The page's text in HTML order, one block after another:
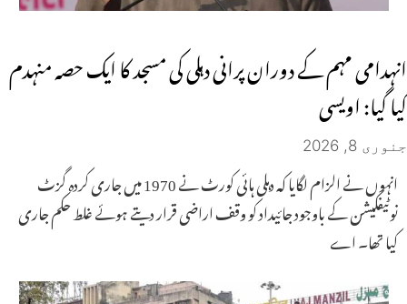
انہدامی مہم کے دوران پرانی دہلی کی مسجد کا ایک حصہ منہدم
کیا گیا: اویسی
جنوری 8, 2026
انہوں نے الزام لگایا کہ دہلی ہائی کورٹ نے 1970 میں جاری کردہ گزٹ
نوٹیفکیشن کے باوجود جائیداد کو وقف اراضی قرار دیتے ہوئے غلط حکم جاری
کیا تھا۔ اے